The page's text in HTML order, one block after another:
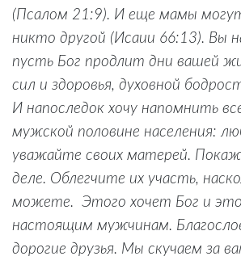
(Псалом 21:9). И еще мамы
никто другой (Исаии 66:13). Вы
пусть Бог продлит дни вашей
сил и здоровья, духовной
И напоследок хочу напомнить
мужской половине населения:
уважайте своих матерей.
деле. Облегчите их участь,
можете. Этого хочет Бог и это
настоящим мужчинам.
дорогие друзья. Мы скучаем за